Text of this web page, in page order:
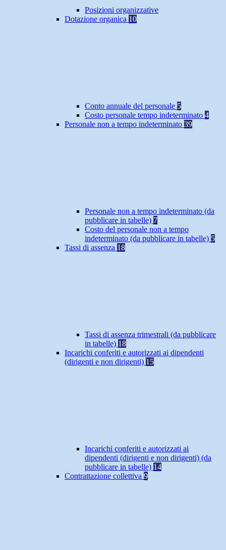
Posizioni organizzative
Dotazione organica 10
Conto annuale del personale 5
Costo personale tempo indeterminato 4
Personale non a tempo indeterminato 39
Personale non a tempo indeterminato (da
pubblicare in tabelle) 7
Costo del personale non a tempo
indeterminato (da pubblicare in tabelle) 5
Tassi di assenza 18
Tassi di assenza trimestrali (da pubblicare
in tabelle) 18
Incarichi conferiti e autorizzati ai dipendenti
(dirigenti e non dirigenti) 15
Incarichi conferiti e autorizzati ai
dipendenti (dirigenti e non dirigenti) (da
pubblicare in tabelle) 14
Contrattazione collettiva 9